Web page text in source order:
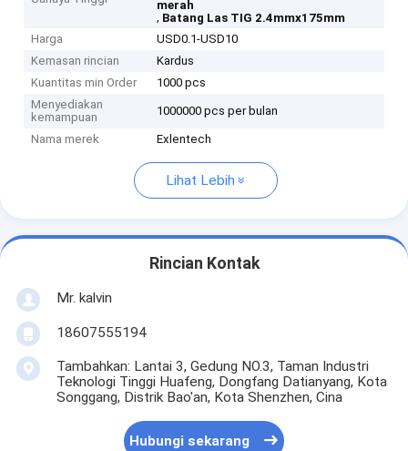
merah
, Batang Las TIG 2.4mmx175mm
Harga
USD0.1-USD10
Kemasan rincian
Kardus
Kuantitas min Order
1000 pcs
Menyediakan
kemampuan
1000000 pcs per bulan
Nama merek Exlentech
Lihat Lebih
Rincian Kontak
Mr. kalvin
18607555194
Tambahkan: Lantai 3, Gedung NO.3, Taman Industri
Teknologi Tinggi Huafeng, Dongfang Datianyang, Kota
Songgang, Distrik Bao'an, Kota Shenzhen, Cina
Hubungi sekarang